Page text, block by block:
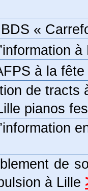
«
à la
de tracts
pianos
de
à Lille